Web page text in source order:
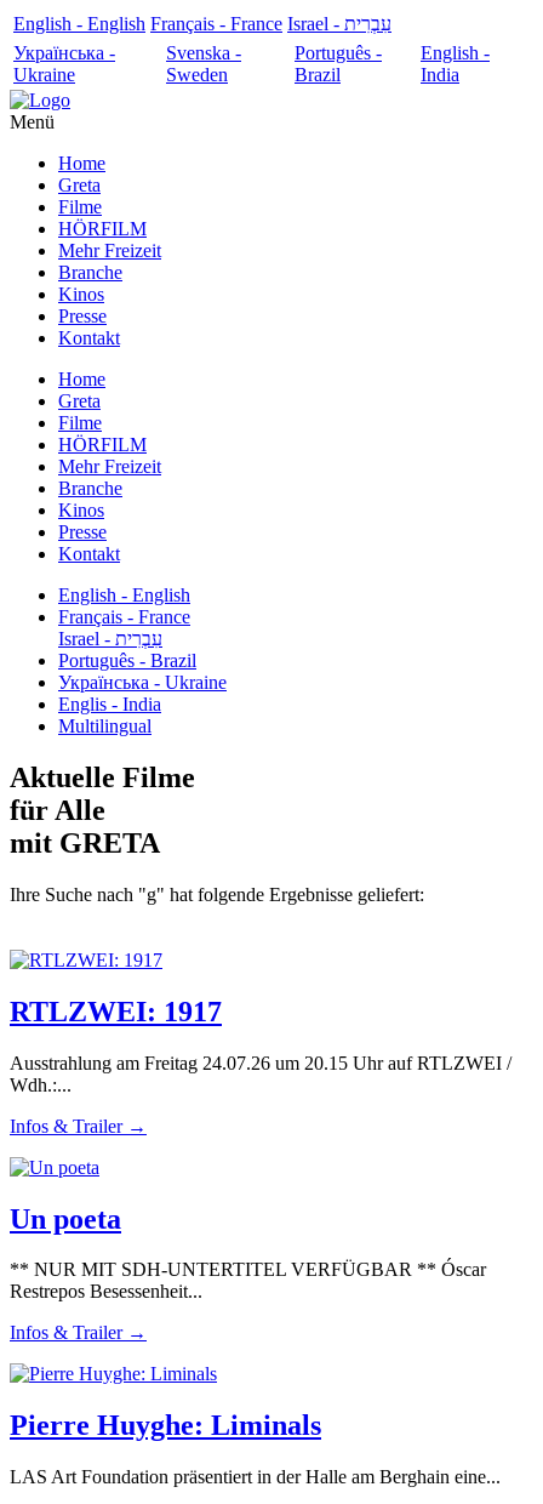
English - English Français - France
עִבְרִית - Israel
Українська -
Ukraine
Svenska -
Sweden
Português -
Brazil
English -
India
Menü
Home
Greta
Filme
HÖRFILM
Mehr Freizeit
Branche
Kinos
Presse
Kontakt
Home
Greta
Filme
HÖRFILM
Mehr Freizeit
Branche
Kinos
Presse
Kontakt
English - English
Français - France
עִבְרִית - Israel
Português - Brazil
Українська - Ukraine
Englis - India
Multilingual
Aktuelle Filme
für Alle
mit GRETA
Ihre Suche nach "g" hat folgende Ergebnisse geliefert:
RTLZWEI: 1917
Ausstrahlung am Freitag 24.07.26 um 20.15 Uhr auf RTLZWEI /
Wdh.:...
Infos & Trailer →
Un poeta
** NUR MIT SDH-UNTERTITEL VERFÜGBAR ** Óscar
Restrepos Besessenheit...
Infos & Trailer →
Pierre Huyghe: Liminals
LAS Art Foundation präsentiert in der Halle am Berghain eine...